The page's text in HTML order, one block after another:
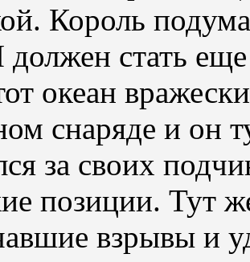
Король
должен стать
океан
снаряде и он
за своих
позиции. Тут
взрывы и